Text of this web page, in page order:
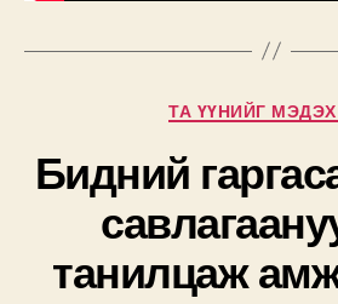
ТА ҮҮНИЙГ МЭДЭХ
Бидний
танилцаж